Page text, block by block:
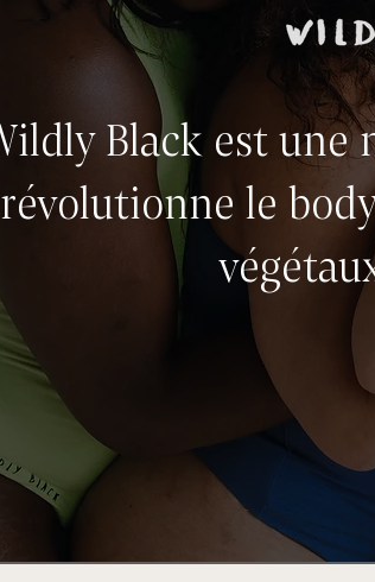
Black est une
révolutionne le